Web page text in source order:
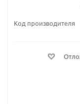
Код производителя